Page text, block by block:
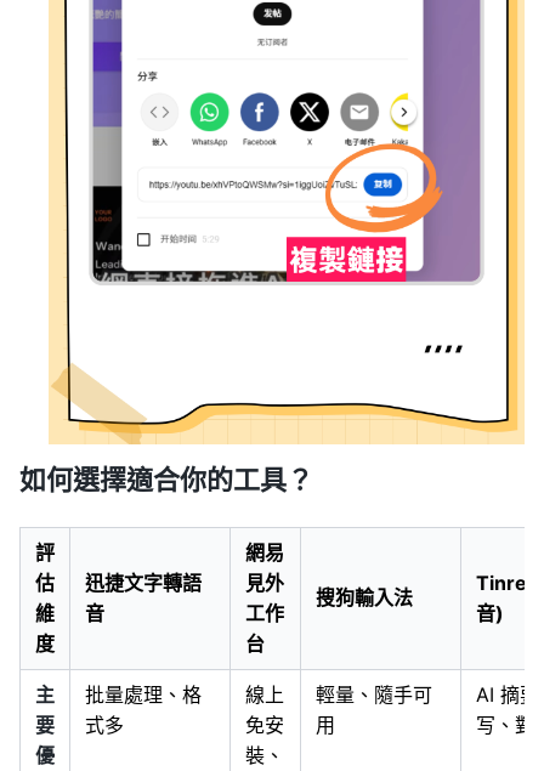
如何選擇適合你的工具？
評
估
維
度
迅捷文字轉語
音
網易
見外
工作
台
搜狗輸入法
Tinrec
音)
主
要
優
批量處理、格
式多
線上
免安
裝、
輕量、隨手可
用
AI 摘
写、對